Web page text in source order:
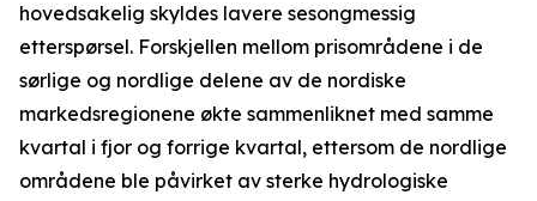
hovedsakelig skyldes lavere sesongmessig
etterspørsel. Forskjellen mellom prisområdene i de
sørlige og nordlige delene av de nordiske
markedsregionene økte sammenliknet med samme
kvartal i fjor og forrige kvartal, ettersom de nordlige
områdene ble påvirket av sterke hydrologiske